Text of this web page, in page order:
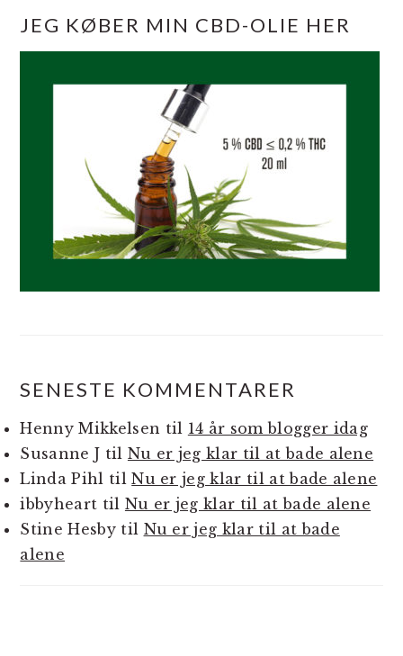
JEG KØBER MIN CBD-OLIE HER
SENESTE KOMMENTARER
Henny Mikkelsen til 14 år som blogger idag
Susanne J til Nu er jeg klar til at bade alene
Linda Pihl tilNu er jeg klar til at bade alene
ibbyheart til Nu er jeg klar til at bade alene
Stine Hesbytil Nu er jeg klar til at bade
alene